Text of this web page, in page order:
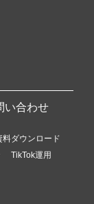
い合わせ
料ダウンロード
TikTok運用